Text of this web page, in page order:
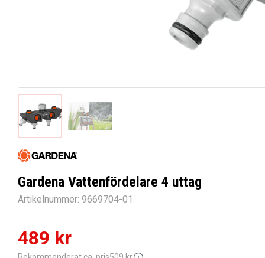
Gardena Vattenfördelare 4 uttag
Artikelnummer: 9669704-01
Det
489 kr
Det